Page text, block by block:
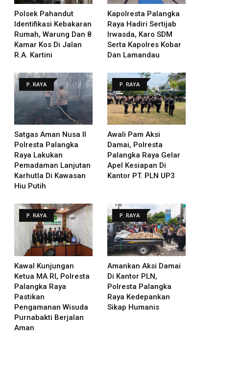
Polsek Pahandut
Identifikasi Kebakaran
Rumah, Warung Dan 8
Kamar Kos Di Jalan
R.A. Kartini
Kapolresta Palangka
Raya Hadiri Sertijab
Irwasda, Karo SDM
Serta Kapolres Kobar
Dan Lamandau
P. RAYA
Satgas Aman Nusa II
Polresta Palangka
Raya Lakukan
Pemadaman Lanjutan
Karhutla Di Kawasan
Hiu Putih
P. RAYA
Awali Pam Aksi
Damai, Polresta
Palangka Raya Gelar
Apel Kesiapan Di
Kantor PT. PLN UP3
P. RAYA
Kawal Kunjungan
Ketua MA RI, Polresta
Palangka Raya
Pastikan
Pengamanan Wisuda
Purnabakti Berjalan
Aman
P. RAYA
Amankan Aksi Damai
Di Kantor PLN,
Polresta Palangka
Raya Kedepankan
Sikap Humanis